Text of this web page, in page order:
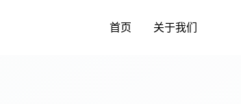
首页 关于我们